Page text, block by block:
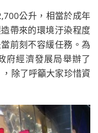
公升，相當於成年
帶來的環境汙染程度
前刻不容緩任務。為
府經濟發展局舉辦了
除了呼籲大家珍惜資